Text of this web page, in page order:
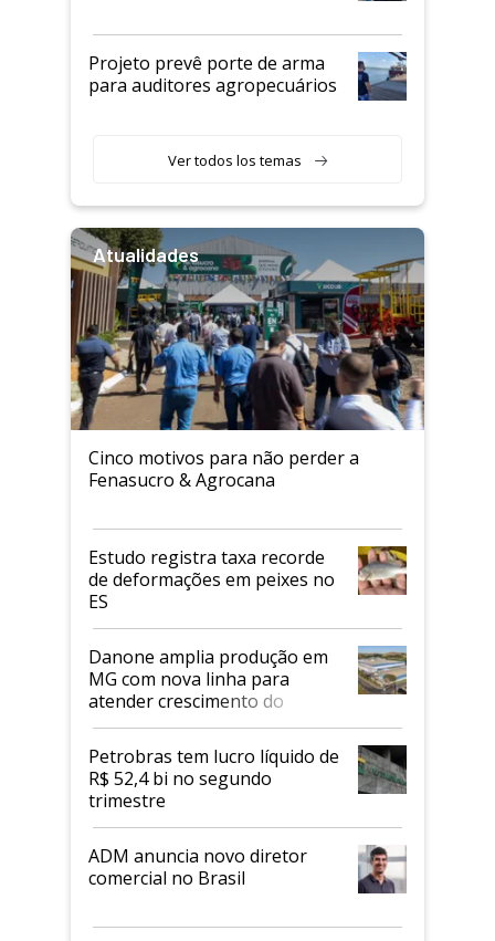
Projeto prevê porte de arma
para auditores agropecuários
Ver todos los temas
Atualidades
Cinco motivos para não perder a
Fenasucro & Agrocana
Estudo registra taxa recorde
de deformações em peixes no
ES
Danone amplia produção em
MG com nova linha para
atender crescimento do
mercado de alimentos
proteicos
Petrobras tem lucro líquido de
R$ 52,4 bi no segundo
trimestre
ADM anuncia novo diretor
comercial no Brasil